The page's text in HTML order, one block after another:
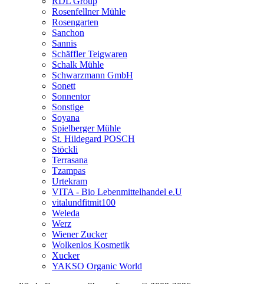
Rosenfellner Mühle
Rosengarten
Sanchon
Sannis
Schäffler Teigwaren
Schalk Mühle
Schwarzmann GmbH
Sonett
Sonnentor
Sonstige
Soyana
Spielberger Mühle
St. Hildegard POSCH
Stöckli
Terrasana
Tzampas
Urtekram
VITA - Bio Lebenmittelhandel e.U
vitalundfitmit100
Weleda
Werz
Wiener Zucker
Wolkenlos Kosmetik
Xucker
YAKSO Organic World